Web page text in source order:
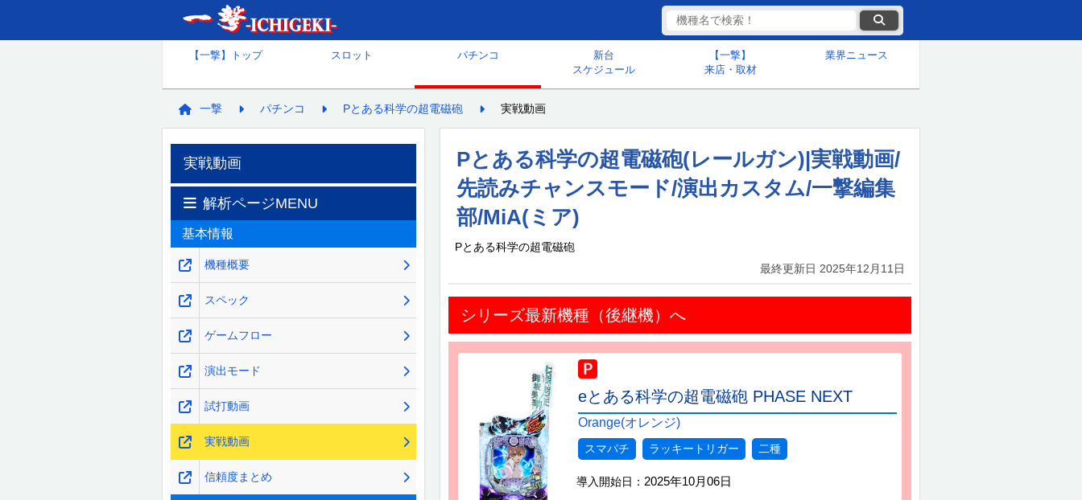
【一撃】トップ スロット パチンコ
新台
スケジュール
【一撃】
来店・取材
業界ニュース
一撃 パチンコ Pとある科学の超電磁砲 実戦動画
Pとある科学の超電磁砲(レールガン)|実戦動画/
先読みチャンスモード/演出カスタム/一撃編集
部/MiA(ミア)
Pとある科学の超電磁砲
最終更新日 2025年12月11日
シリーズ最新機種（後継機）へ
eとある科学の超電磁砲 PHASE NEXT
Orange(オレンジ)
スマパチ ラッキートリガー 二種
導入開始日： 2025年10月06日
実戦動画
解析ページMENU
基本情報
機種概要
スペック
ゲームフロー
演出モード
試打動画
実戦動画
信頼度まとめ